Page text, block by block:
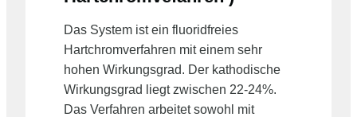
Das System ist ein fluoridfreies
Hartchromverfahren mit einem sehr
hohen Wirkungsgrad. Der kathodische
Wirkungsgrad liegt zwischen 22-24%.
Das Verfahren arbeitet sowohl mit